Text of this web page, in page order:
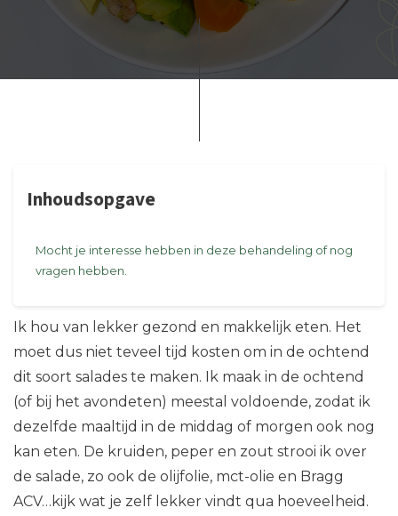
Ik hou van lekker gezond en makkelijk eten. Het
moet dus niet teveel tijd kosten om in de ochtend
dit soort salades te maken. Ik maak in de ochtend
(of bij het avondeten) meestal voldoende, zodat ik
dezelfde maaltijd in de middag of morgen ook nog
kan eten. De kruiden, peper en zout strooi ik over
de salade, zo ook de olijfolie, mct-olie en Bragg
ACV…kijk wat je zelf lekker vindt qua hoeveelheid.
Inhoudsopgave
Mocht je interesse hebben in deze behandeling of nog
vragen hebben.